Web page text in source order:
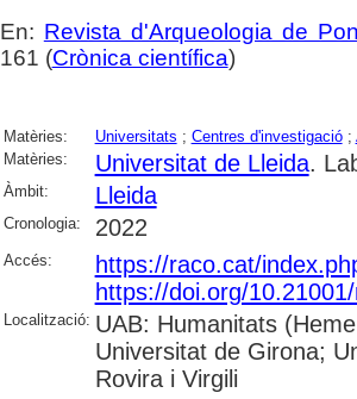
En: Revista d'Arqueologia de
161 (Crònica científica)
Matèries: Universitats ; Centres d'investigació;
Matèries:
Universitat de Lleida.
Àmbit: Lleida
Cronologia: 2022
Accés:
https://raco.cat/
https://doi.org/
Localització: UAB: Humanitats
Universitat de Girona;
Rovira i Virgili